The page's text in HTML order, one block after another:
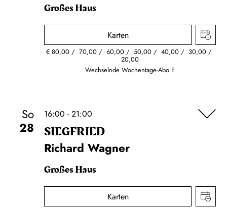
Großes Haus
Karten
€80,00 70,00 60,00 50,00 40,00 30,00
20,00
Wechselnde Wochentage-Abo E
So
28
16:00 - 21:00
SIEG­FRIED
Richard Wagner
Großes Haus
Karten